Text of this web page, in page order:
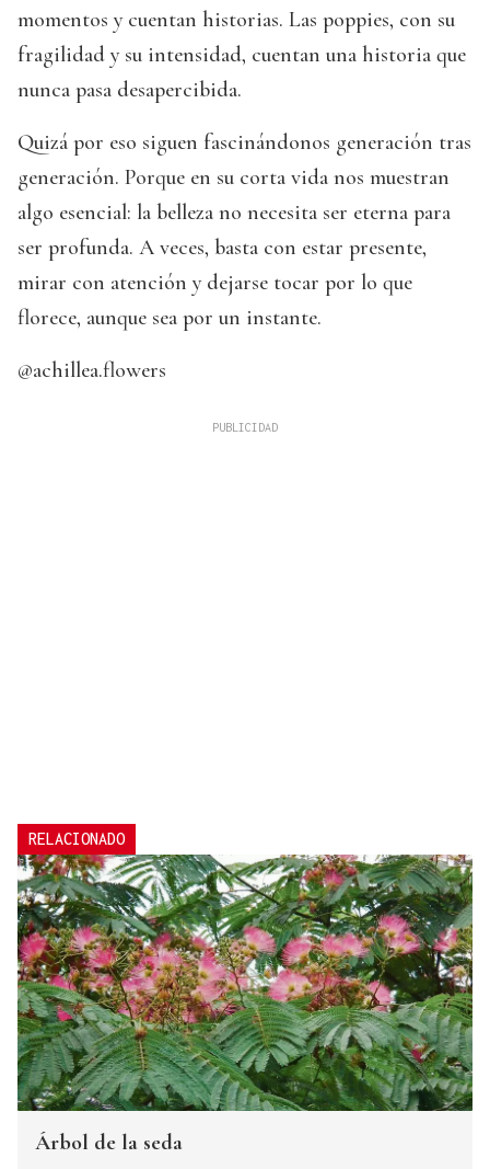
momentos y cuentan historias. Las poppies, con su
fragilidad y su intensidad, cuentan una historia que
nunca pasa desapercibida.
Quizá por eso siguen fascinándonos generación tras
generación. Porque en su corta vida nos muestran
algo esencial: la belleza no necesita ser eterna para
ser profunda. A veces, basta con estar presente,
mirar con atención y dejarse tocar por lo que
florece, aunque sea por un instante.
@achillea.flowers
RELACIONADO
Árbol de la seda